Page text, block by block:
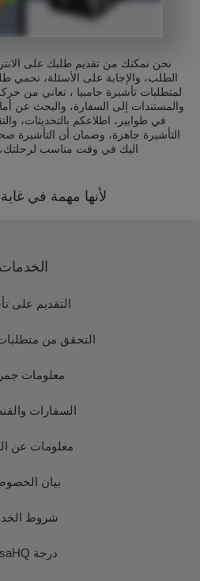
نحن نمكنك من تقديم طلبك على
الطلب، والإجابة على الأسئلة، نحمي
لمتطلبات تأشيرة جامبيا ، نعاني من
والمستندات إلى السفارة، والبحث عن
في طوابير، اطلاعكم بالتحديثات،
التأشيرة جاهزة، وضمان أن التأشيرة
اليك في وقت مناسب لرحلتك،
لأنها مهمة في
الخدمات
التقديم على
التحقق من
معلومات
السفارات
معلومات عن
بيان
شروط
درجة VisaHQ